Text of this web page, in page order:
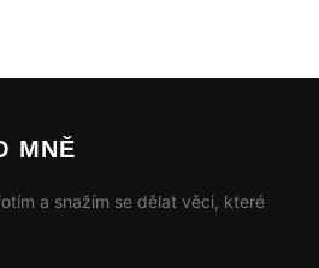
MNĚ
a snažím se dělat věci, které